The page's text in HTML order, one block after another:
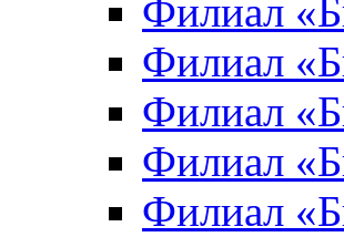
Филиал
Филиал
Филиал
Филиал
Филиал